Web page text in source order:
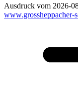
Ausdruck vom 2026-
www.grossheppacher-